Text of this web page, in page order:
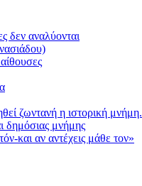
δεν αναλύονται
ζωντανή η ιστορική μνήμη.
δημόσιας μνήμης
και αν αντέχεις μάθε τον»